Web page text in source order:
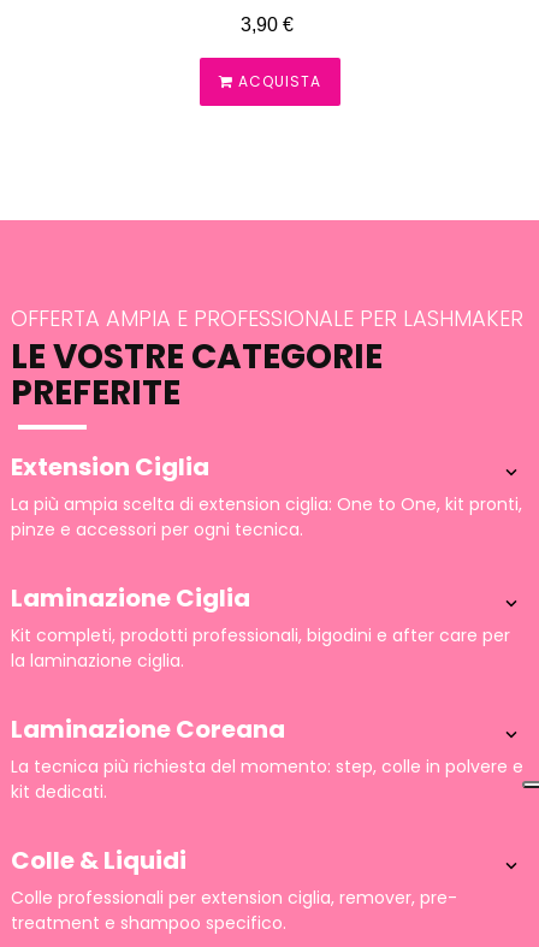
Prezzo
3,90 €
ACQUISTA
OFFERTA AMPIA E PROFESSIONALE PER LASHMAKER
LE VOSTRE CATEGORIE
PREFERITE
Extension Ciglia 
La più ampia scelta di extension ciglia: One to One, kit pronti,
pinze e accessori per ogni tecnica.
Laminazione Ciglia 
Kit completi, prodotti professionali, bigodini e after care per
la laminazione ciglia.
Laminazione Coreana 
La tecnica più richiesta del momento: step, colle in polvere e
kit dedicati.
Colle & Liquidi 
Colle professionali per extension ciglia, remover, pre-
treatment e shampoo specifico.